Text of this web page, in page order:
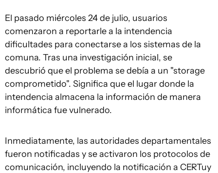
El pasado miércoles 24 de julio, usuarios
comenzaron a reportarle a la intendencia
dificultades para conectarse a los sistemas de la
comuna. Tras una investigación inicial, se
descubrió que el problema se debía a un "storage
comprometido". Significa que el lugar donde la
intendencia almacena la información de manera
informática fue vulnerado.
Inmediatamente, las autoridades departamentales
fueron notificadas y se activaron los protocolos de
comunicación, incluyendo la notificación a CERTuy